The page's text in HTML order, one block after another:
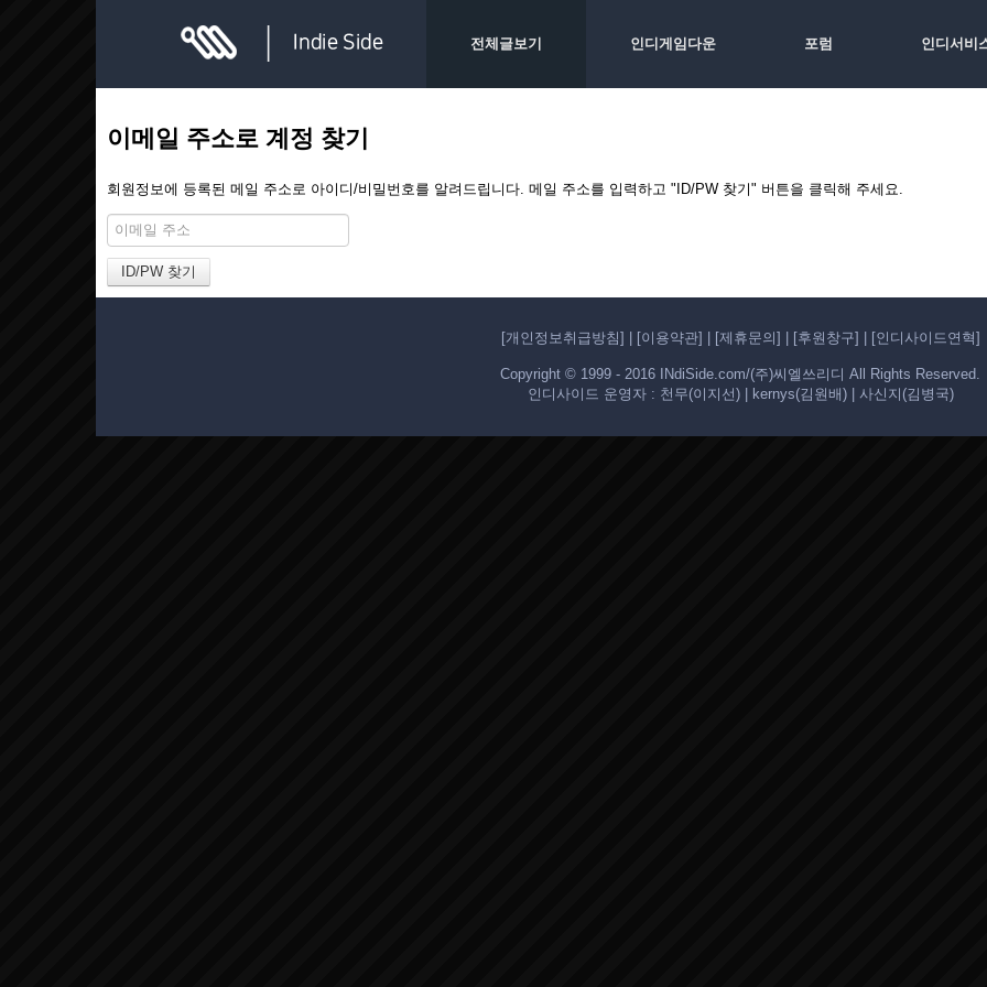
전체글보기 인디게임다운 포럼 인디서비
이메일 주소로 계정 찾기
회원정보에 등록된 메일 주소로 아이디/비밀번호를 알려드립니다. 메일 주소를 입력하고 "ID/PW 찾기" 버튼을 클릭해 주세요.
[개인정보취급방침] [이용약관] [제휴문의] [후원창구] [인디사이드연혁]
Copyright © 1999 - 2016 INdiSide.com/(주)씨엘쓰리디 All Rights Reserved.
인디사이드 운영자 : 천무(이지선) | kernys(김원배) | 사신지(김병국)